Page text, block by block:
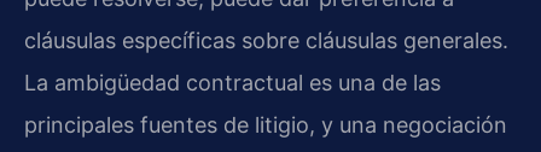
cláusulas específicas sobre cláusulas generales.
La ambigüedad contractual es una de las
principales fuentes de litigio, y una negociación